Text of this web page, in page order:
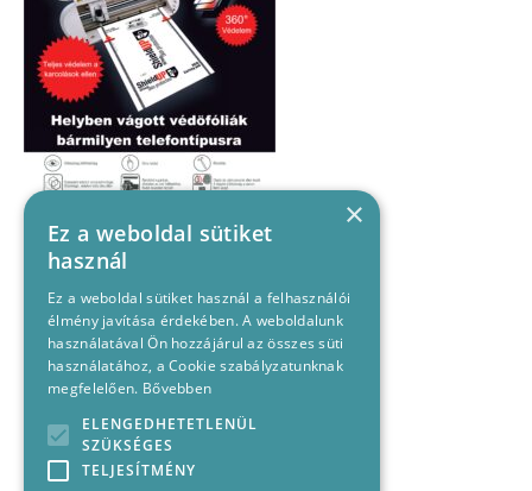
×
Ez a weboldal sütiket
használ
Ez a weboldal sütiket használ a felhasználói
élmény javítása érdekében. A weboldalunk
használatával Ön hozzájárul az összes süti
használatához, a Cookie szabályzatunknak
megfelelően. Bővebben
ELENGEDHETETLENÜL
SZÜKSÉGES
TELJESÍTMÉNY